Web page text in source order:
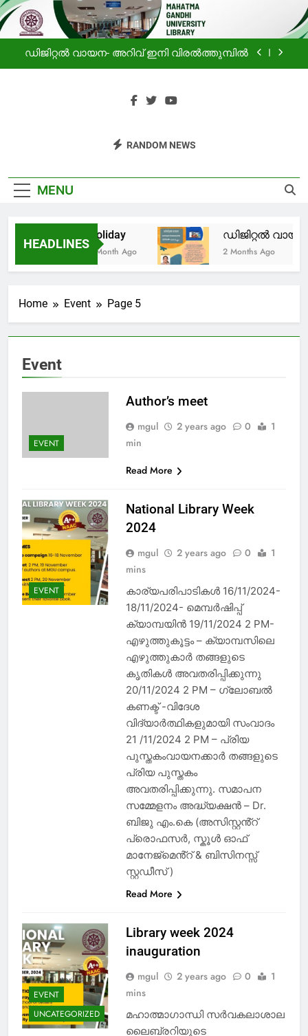
Skip
to
content
ലൈബ്രറിയിലെ വായനക്കാരുടെ കൂട്ടായ്മ
ഡിജിറ്റൽ വായന- അറിവ് ഇനി വിരൽത്തുമ്പിൽ
സഹൃദയം -മഹാത്മാഗാന്ധി സർവകലാശാല
ലൈബ്രറിയിലെ വായനക്കാരുടെ കൂട്ടായ്മ
Mahatma
University
Library
RANDOM NEWS
MENU
HEADLINES
Holiday
1 Month Ago
ഡിജിറ്റൽ
2 Months Ago
Home Event Page 5
Event
EVENT
Author’s meet
mgul 2 years ago 0
1
min
Read More
EVENT
National Library Week
2024
mgul 2 years ago 0
1
mins
കാര്യപരിപാടികൾ 16/11/2024-
18/11/2024- മെമ്പർഷിപ്പ്
ക്യാമ്പയിൻ 19/11/2024 2 PM-
എഴുത്തുകൂട്ടം – ക്യാമ്പസിലെ
എഴുത്തുകാർ തങ്ങളുടെ
കൃതികൾ അവതരിപ്പിക്കുന്നു
20/11/2024 2 PM – ഗ്ലോബൽ
കണക്ട് -വിദേശ
വിദ്യാർത്ഥികളുമായി സംവാദം
21 /11/2024 2 PM – പ്രിയ
പുസ്തകംവായനക്കാർ തങ്ങളുടെ
പ്രിയ പുസ്തകം
അവതരിപ്പിക്കുന്നു. സമാപന
സമ്മേളനം അദ്ധ്യക്ഷൻ – Dr.
ബിജു എം.കെ (അസിസ്റ്റൻ്റ്
പ്രൊഫസർ, സ്കൂൾ ഓഫ്
മാനേജ്മെൻ്റ് & ബിസിനസ്സ്
സ്റ്റഡീസ് )
Read More
EVENT
UNCATEGORIZED
Library week 2024
inauguration
mgul 2 years ago 0
1
mins
മഹാത്മാഗാന്ധി സർവകലാശാല
ലൈബ്രറിയുടെ